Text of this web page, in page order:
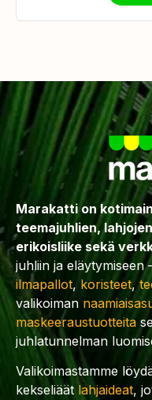
Marakatti on
teemajuhlien,
erikoisliike sekä
juhliin ja eläytymiseen
ilmapallot, koristeet,
valikoiman
maskeeraustuotteita
juhlatunnelman
Valikoimastamme
kekseliäät lahjaideat,